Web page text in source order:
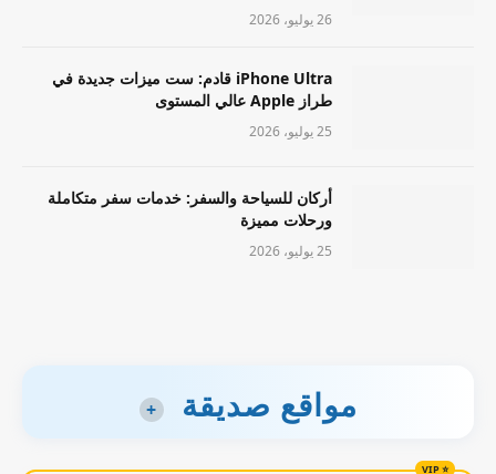
26 يوليو، 2026
iPhone Ultra قادم: ست ميزات جديدة في
طراز Apple عالي المستوى
25 يوليو، 2026
أركان للسياحة والسفر: خدمات سفر متكاملة
ورحلات مميزة
25 يوليو، 2026
مواقع صديقة +